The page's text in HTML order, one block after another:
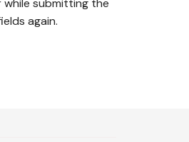
while submitting the
again.